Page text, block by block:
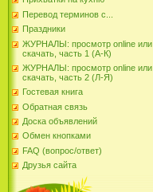
Перевод терминов с...
Праздники
ЖУРНАЛЫ: просмотр online или
скачать, часть 1 (А-К)
ЖУРНАЛЫ: просмотр online или
скачать, часть 2 (Л-Я)
Гостевая книга
Обратная связь
Доска объявлений
Обмен кнопками
FAQ (вопрос/ответ)
Друзья сайта